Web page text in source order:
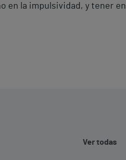
en la impulsividad, y tener en
Ver todas